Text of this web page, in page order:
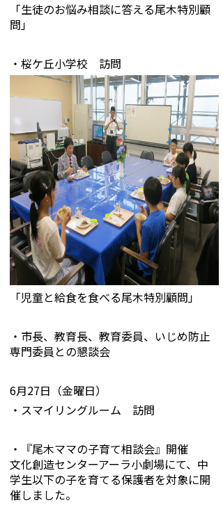
「生徒のお悩み相談に答える尾木特別顧
問」
・桜ケ丘小学校 訪問
「児童と給食を食べる尾木特別顧問」
・市長、教育長、教育委員、いじめ防止
専門委員との懇談会
6月27日（金曜日）
・スマイリングルーム 訪問
・『尾木ママの子育て相談会』開催
文化創造センターアーラ小劇場にて、中
学生以下の子を育てる保護者を対象に開
催しました。